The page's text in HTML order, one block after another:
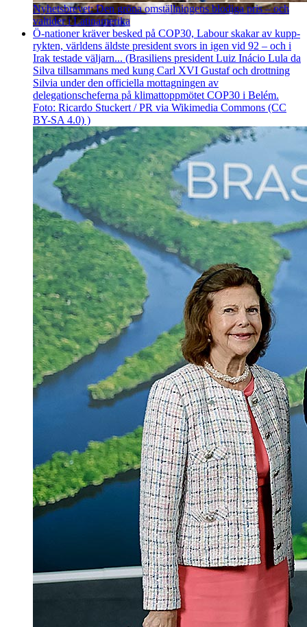
Nyhetsbrevet: Den gröna omställningens blodiga pris – och
valtider i Latinamerika
Ö-nationer kräver besked på COP30, Labour skakar av kupp­
rykten, världens äldste president svors in igen vid 92 – och i
Irak testade väljarn... (Brasiliens president Luiz Inácio Lula da
Silva tillsammans med kung Carl XVI Gustaf och drottning
Silvia under den officiella mottagningen av
delegationscheferna på klimattoppmötet COP30 i Belém.
Foto: Ricardo Stuckert / PR via Wikimedia Commons (CC
BY-SA 4.0) )